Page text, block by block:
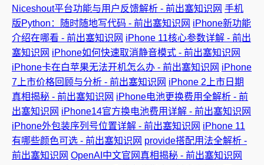
Niceshout平台功能与用户反馈解析 - 前出塞知识网 手机
版Python：随时随地写代码 - 前出塞知识网 iPhone新功能
介绍在哪看 - 前出塞知识网 iPhone 11核心参数详解 - 前出
塞知识网 iPhone如何快速取消静音模式 - 前出塞知识网
iPhone卡在白苹果无法开机怎么办 - 前出塞知识网 iPhone
7上市价格回顾与分析 - 前出塞知识网 iPhone 2上市日期
真相揭秘 - 前出塞知识网 iPhone电池更换费用全解析 - 前
出塞知识网 iPhone14官方换电池费用详解 - 前出塞知识网
iPhone外包装序列号位置详解 - 前出塞知识网 iPhone 11
有哪些颜色可选 - 前出塞知识网 provide搭配用法全解析 -
前出塞知识网 OpenAI中文官网真相揭秘 - 前出塞知识网